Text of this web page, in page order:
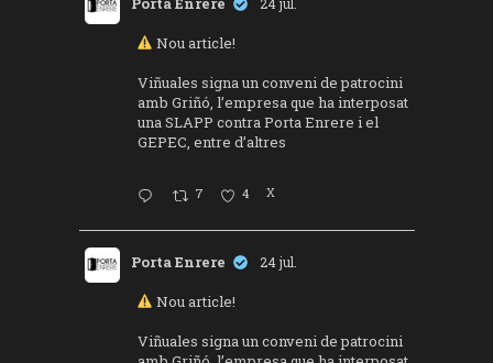
Nou article!
Viñuales signa un conveni de patrocini
amb Griñó, l’empresa que ha interposat
una SLAPP contra Porta Enrere i el
GEPEC, entre d’altres
7 4 X
Porta Enrere 24 jul.
Nou article!
Viñuales signa un conveni de patrocini